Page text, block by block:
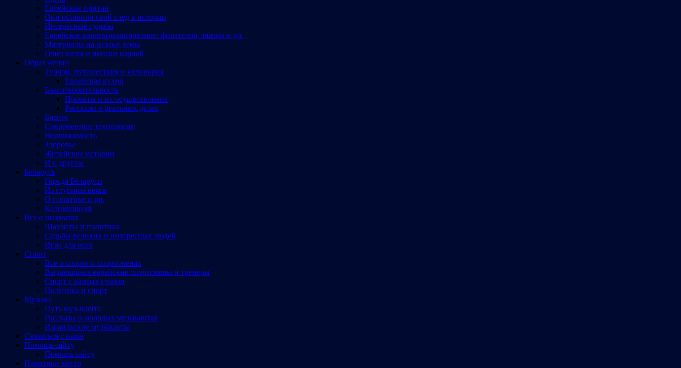
Еврейские притчи
Они оставили свой след в истории
Интересные судьбы
Еврейское коллекционирование: филателия, значки и др.
Материалы на разные темы
Генеалогия и поиски корней
Образ жизни
Туризм, путешествия и кулинария
Еврейская кухня
Благотворительность
Проекты и их осуществление
Рассказы о реальных делах
Бизнес
Современные технологии
Недвижимость
Здоровье
Житейские истории
И о другом
Беларусь
Города Беларуси
Из глубины веков
О политике и др.
Калинковичи
Все о шахматах
Шахматы и политика
Судьбы великих и интересных людей
Игра для всех
Спорт
Все о спорте и спортсменах
Выдающиеся еврейские спортсмены и тренеры
Спорт с разных сторон
Политика и спорт
Музыка
Путь музыканта
Рассказы о молодых музыкантах
Израильские музыканты
Cвязаться с нами
Помощь сайту
Помощь сайту
Памятные места